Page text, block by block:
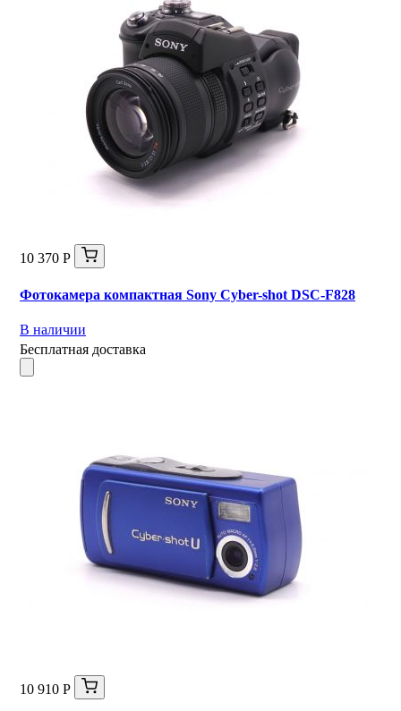
10 370 Р
Фотокамера компактная Sony Cyber-shot DSC-F828
В наличии
Бесплатная доставка
10 910 Р